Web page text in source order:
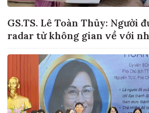
GS.TS. Lê Toàn Thủy: Người
radar từ không gian về với